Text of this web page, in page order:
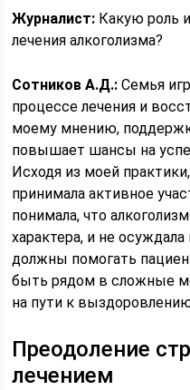
Журналист: Какую роль
лечения алкоголизма?
Сотников А.Д.: Семья
процессе лечения и
моему мнению,
повышает шансы на
Исходя из моей
принимала активное
понимала, что
характера, и не
должны помогать
быть рядом в сложные
на пути к
Преодоление
лечением